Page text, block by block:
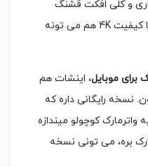
و کلی افکت قشنگ
روش بزاری. خروجی ویدیوهات تا کیفیت 4K هم می تونه
برای موبایل، اینشات هم
نسخه رایگانی داره که
واترمارک کوچولو میندازه
بره، می تونی نسخه